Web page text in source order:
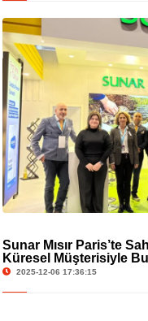
Sunar Mısır Paris’te
Küresel Müşterisiyle
2025-12-06 17:36:15